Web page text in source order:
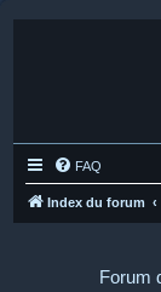
FAQ
Index du forum
Forum